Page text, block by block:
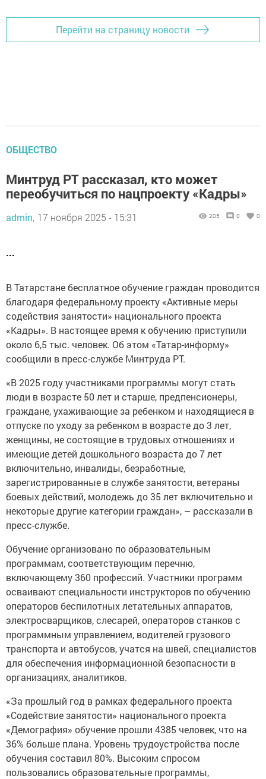
Перейти на страницу новости
ОБЩЕСТВО
Минтруд РТ рассказал, кто может
переобучиться по нацпроекту «Кадры»
admin, 17 ноября 2025 - 15:31 205 0 0
...
В Татарстане бесплатное обучение граждан проводится
благодаря федеральному проекту «Активные меры
содействия занятости» национального проекта
«Кадры». В настоящее время к обучению приступили
около 6,5 тыс. человек. Об этом «Татар-информу»
сообщили в пресс-службе Минтруда РТ.
«В 2025 году участниками программы могут стать
люди в возрасте 50 лет и старше, предпенсионеры,
граждане, ухаживающие за ребенком и находящиеся в
отпуске по уходу за ребенком в возрасте до 3 лет,
женщины, не состоящие в трудовых отношениях и
имеющие детей дошкольного возраста до 7 лет
включительно, инвалиды, безработные,
зарегистрированные в службе занятости, ветераны
боевых действий, молодежь до 35 лет включительно и
некоторые другие категории граждан», – рассказали в
пресс-службе.
Обучение организовано по образовательным
программам, соответствующим перечню,
включающему 360 профессий. Участники программ
осваивают специальности инструкторов по обучению
операторов беспилотных летательных аппаратов,
электросварщиков, слесарей, операторов станков с
программным управлением, водителей грузового
транспорта и автобусов, учатся на швей, специалистов
для обеспечения информационной безопасности в
организациях, аналитиков.
«За прошлый год в рамках федерального проекта
«Содействие занятости» национального проекта
«Демография» обучение прошли 4385 человек, что на
36% больше плана. Уровень трудоустройства после
обучения составил 80%. Высоким спросом
пользовались образовательные программы,